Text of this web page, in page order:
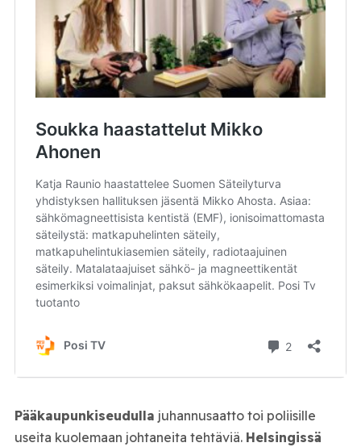
Pääkaupunkiseudulla juhannusaatto toi poliisille
useita kuolemaan johtaneita tehtäviä. Helsingissä